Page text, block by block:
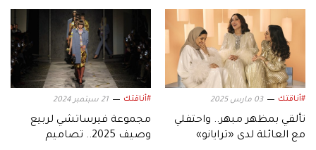
#أناقتك 03 مارس 2025
تألقي بمظهر مبهر.. واحتفلي
مع العائلة لدى «ترايانو»
#أناقتك 21 سبتمبر 2024
مجموعة فيرساتشي لربيع
وصيف 2025.. تصاميم